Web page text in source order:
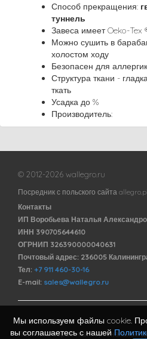
Способ прекращения:
туннель
Завеса имеет Oeko-Tex
Можно сушить в
холостом ходу
Безопасен для
Структура ткани -
ткать
Усадка до %
Производитель:
© 2012-2026 wallegro.ru
Посредник с польского сайта allegro.pl
Контакты
ИП Воробьева Наталья
ИНН 390705644610
ОГРНИП 326390000040631
Почтовый адрес: 236005
Тел: +7 911 460-30-16
E-mail: sales@wallegro.ru
Договор оферты
Политика обработки персональных
Мы используем файлы cookie.
вы соглашаетесь с нашей